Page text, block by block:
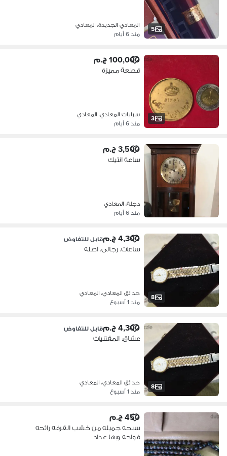
5
المعادي الجديدة، المعادي
منذ 6 أيام
3
100,000 ج.م
قطعة مميزة
سرايات المعادي، المعادي
منذ 6 أيام
3,500 ج.م
ساعة انتيك
دجلة، المعادي
منذ 6 أيام
8
4,300 ج.م قابل للتفاوض
ساعات. رجالى. اصله
حدائق المعادي، المعادي
منذ 1 أسبوع
8
4,300 ج.م قابل للتفاوض
عشاق. المقتنيات
حدائق المعادي، المعادي
منذ 1 أسبوع
450 ج.م
سبحه جميله من خشب القرفه رائحه
فواحه وبها عداد